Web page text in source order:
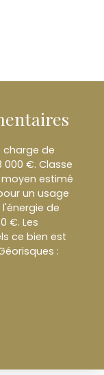
charge de
000 €. Classe
estimé
un usage
de
€. Les
ce bien est
: